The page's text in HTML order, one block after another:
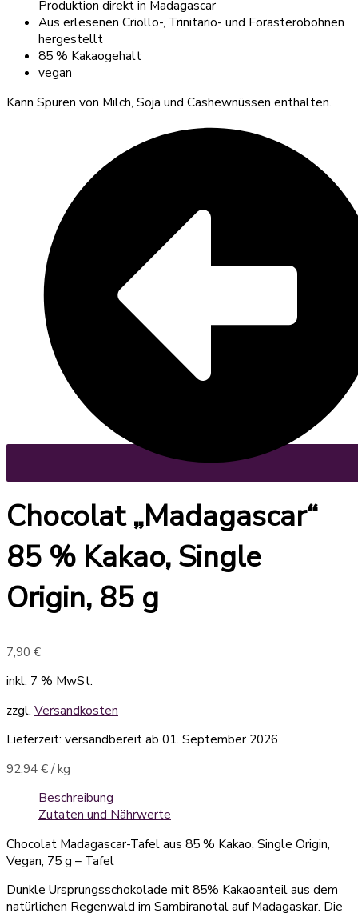
Produktion direkt in Madagascar
Aus erlesenen Criollo-, Trinitario- und Forasterobohnen
hergestellt
85 % Kakaogehalt
vegan
Kann Spuren von Milch, Soja und Cashewnüssen enthalten.
Chocolat „Madagascar“
85 % Kakao, Single
Origin, 85 g
7,90 €
inkl. 7 % MwSt.
zzgl. Versandkosten
Lieferzeit: versandbereit ab 01. September 2026
92,94€/kg
Beschreibung
Zutaten und Nährwerte
Chocolat Madagascar-Tafel aus 85 % Kakao, Single Origin,
Vegan, 75 g – Tafel
Dunkle Ursprungsschokolade mit 85% Kakaoanteil aus dem
natürlichen Regenwald im Sambiranotal auf Madagaskar. Die